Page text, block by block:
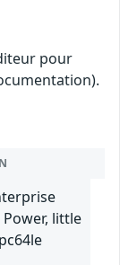
pour
little